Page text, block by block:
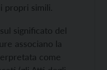
propri simili.
significato del
associano la
come